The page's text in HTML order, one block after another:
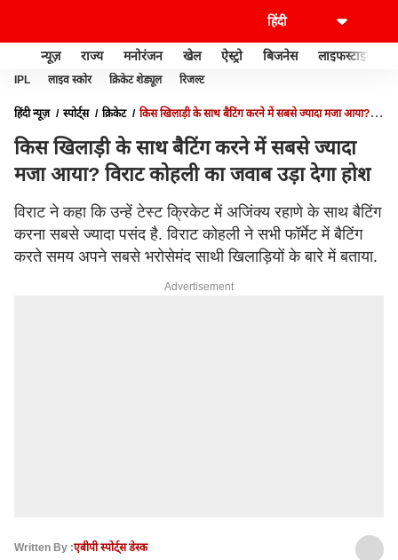
न्यूज़ राज्य मनोरंजन खेल ऐस्ट्रो बिजनेस लाइफस्टाइल
IPL लाइव स्कोर क्रिकेट शेड्यूल रिजल्ट
हिंदी न्यूज़ स्पोर्ट्स क्रिकेट
किस खिलाड़ी के साथ बैटिंग करने में सबसे ज्यादा मजा आया?
किस खिलाड़ी के साथ बैटिंग करने में सबसे ज्यादा
मजा आया? विराट कोहली का जवाब उड़ा देगा होश
विराट ने कहा कि उन्हें टेस्ट क्रिकेट में अजिंक्य रहाणे के साथ बैटिंग
करना सबसे ज्यादा पसंद है. विराट कोहली ने सभी फॉर्मेट में बैटिंग
करते समय अपने सबसे भरोसेमंद साथी खिलाड़ियों के बारे में बताया.
Advertisement
Written By :एबीपी स्पोर्ट्स डेस्क